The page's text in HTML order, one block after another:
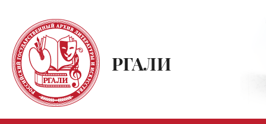
РГАЛИ